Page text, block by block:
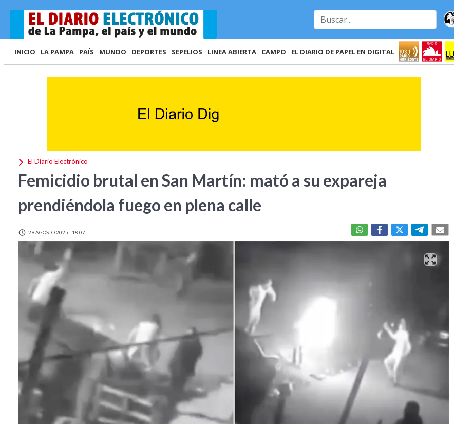
INICIO LA PAMPA PAÍS MUNDO DEPORTES SEPELIOS LINEA ABIERTA CAMPO EL DIARIO DE PAPEL EN DIGITAL
El Diario Electrónico
Femicidio brutal en San Martín: mató a su expareja
prendiéndola fuego en plena calle
29 AGOSTO 2025 - 18:07